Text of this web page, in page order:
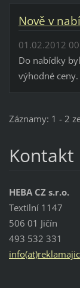
Nově v
01.02.2012
Do nabídky
výhodné
Záznamy: 1 - 2
Kontakt
HEBA CZ s.r.o.
Textilní 1147
506 01 Jičín
493 532 331